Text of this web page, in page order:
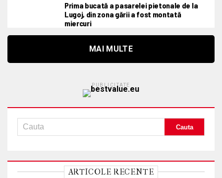
Prima bucată a pasarelei pietonale de la
Lugoj, din zona gării a fost montată
miercuri
MAI MULTE
PUBLICITATE
ARTICOLE RECENTE